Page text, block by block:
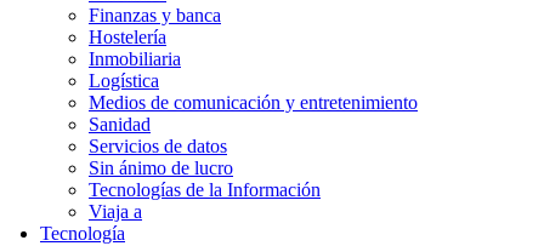
Finanzas y banca
Hostelería
Inmobiliaria
Logística
Medios de comunicación y entretenimiento
Sanidad
Servicios de datos
Sin ánimo de lucro
Tecnologías de la Información
Viaja a
Tecnología